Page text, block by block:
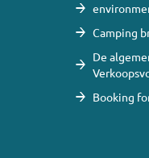
Camping
De
Booking